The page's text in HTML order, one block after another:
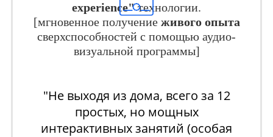
experience"технологии.
[мгновенное получение живого опыта
сверхспособностей с помощью аудио-
визуальной программы]
"Не выходя из дома, всего за 12
простых, но мощных
интерактивных занятий (особая